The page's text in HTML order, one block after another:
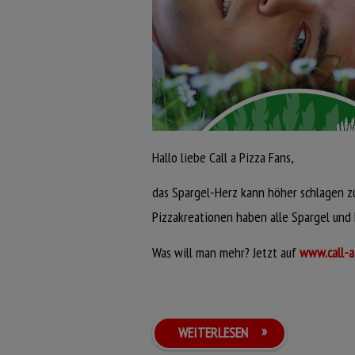
Stimme jetzt ab um deine liebsten Call
bestellen zu können!
Pizza Jagdhütte
Pizza Hochsitz
Calzone Baumhaus
PIZZA BRASILIEN
WÄHLE DEINEN LIEBLING!
Hallo liebe Call a Pizza Fans,
das Spargel-Herz kann höher schlagen
Pizzakreationen haben alle Spargel
Was will man mehr? Jetzt aufwww.call-
AKTIONSARTIKEL
PIZZA GLÜCKSKLEE
Pizza mit einer zarten
Edamer, frischen Champignons,
saftiger Hähnchenbrust, Spinat
leckerem weißen Spargel.
JETZT ONLINE BESTELLEN
WEITERLESEN